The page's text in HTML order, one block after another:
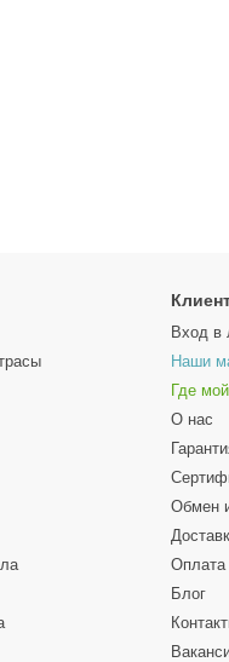
Вход в
Наши
Где
О нас
Обмен
Оплата
Блог